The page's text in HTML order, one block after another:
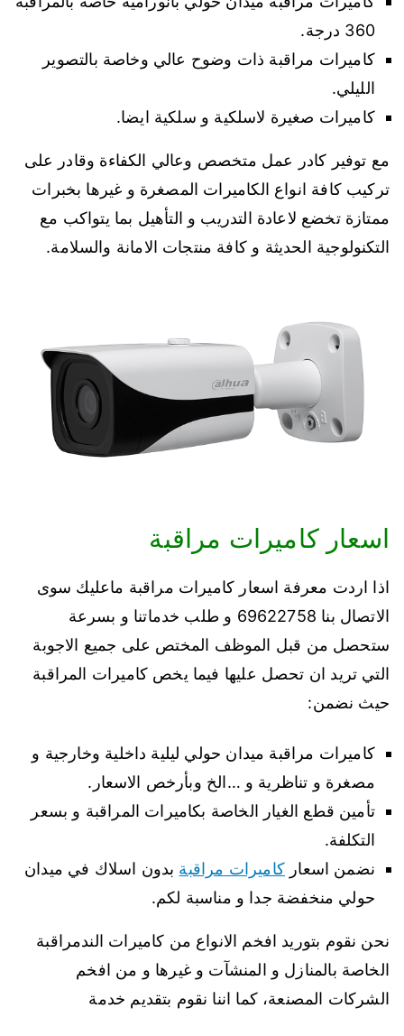
360 درجة.
كاميرات مراقبة ذات وضوح عالي وخاصة بالتصوير
الليلي.
كاميرات صغيرة لاسلكية و سلكية ايضا.
مع توفير كادر عمل متخصص وعالي الكفاءة وقادر على
تركيب كافة انواع الكاميرات المصغرة و غيرها بخبرات
ممتازة تخضع لاعادة التدريب و التأهيل بما يتواكب مع
التكنولوجية الحديثة و كافة منتجات الامانة والسلامة.
اسعار كاميرات مراقبة
اذا اردت معرفة اسعار كاميرات مراقبة ماعليك سوى
الاتصال بنا 69622758 و طلب خدماتنا و بسرعة
ستحصل من قبل الموظف المختص على جميع الاجوبة
التي تريد ان تحصل عليها فيما يخص كاميرات المراقبة
حيث نضمن:
كاميرات مراقبة ميدان حولي ليلية داخلية وخارجية و
مصغرة و تناظرية و …الخ وبأرخص الاسعار.
تأمين قطع الغيار الخاصة بكاميرات المراقبة و بسعر
التكلفة.
نضمن اسعار كاميرات مراقبة بدون اسلاك في ميدان
حولي منخفضة جدا و مناسبة لكم.
نحن نقوم بتوريد افخم الانواع من كاميرات الندمراقبة
الخاصة بالمنازل و المنشآت و غيرها و من افخم
الشركات المصنعة، كما اننا نقوم بتقديم خدمة